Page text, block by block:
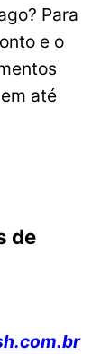
Para
e o
até
de